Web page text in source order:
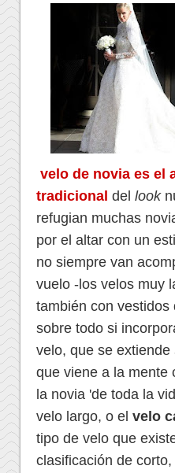
velo de novia es el
tradicional del look
refugian muchas
por el altar con un
no siempre van
vuelo -los velos muy
también con vestidos
sobre todo si
velo, que se
que viene a la mente
la novia 'de toda la
velo largo, o el velo
tipo de velo que
clasificación de corto,